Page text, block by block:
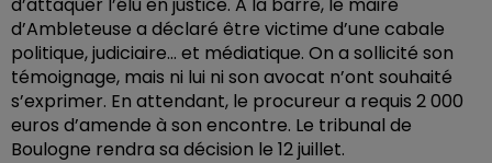
d’Ambleteuse a déclaré être victime d’une cabale
politique, judiciaire… et médiatique. On a sollicité son
témoignage, mais ni lui ni son avocat n’ont souhaité
s’exprimer. En attendant, le procureur a requis 2 000
euros d’amende à son encontre. Le tribunal de
Boulogne rendra sa décision le 12 juillet.